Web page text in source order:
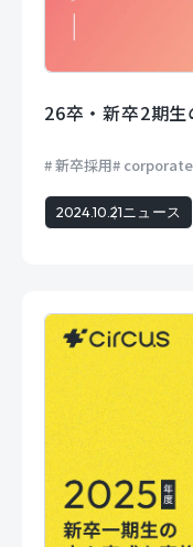
26卒・新卒2期
新卒採用 corporate
2024.10.21ニュース